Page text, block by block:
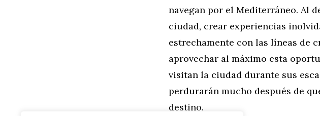
navegan por el Mediterráneo. Al
ciudad, crear experiencias
estrechamente con las líneas de
aprovechar al máximo esta
visitan la ciudad durante sus
perdurarán mucho después de
destino.